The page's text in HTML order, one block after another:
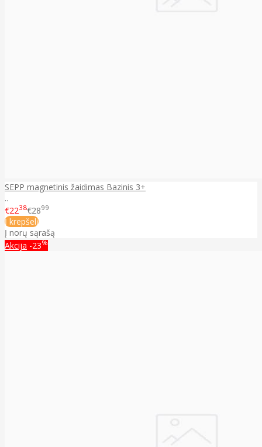
SEPP magnetinis žaidimas Bazinis 3+
..
€2238€2899
Į krepšelį
Į norų sąrašą
Akcija -23%